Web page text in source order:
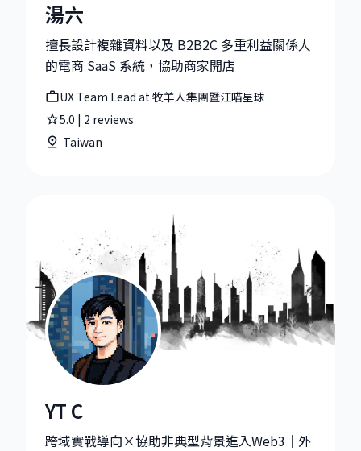
湯六|UX Team Lead at 牧羊人集團暨汪喵星球
湯六
擅長設計複雜資料以及 B2B2C 多重利益關係人
的電商 SaaS 系統，協助商家開店
UX Team Lead at 牧羊人集團暨汪喵星球
5.0 | 2 reviews
Taiwan
YT C|Product Management at Leading Crypto
YT C
跨域實戰導向×協助非典型背景進入Web3｜外